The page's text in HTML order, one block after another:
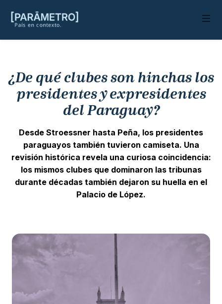
¿De qué clubes son hinchas los
presidentes y expresidentes
del Paraguay?
Desde Stroessner hasta Peña, los presidentes
paraguayos también tuvieron camiseta. Una
revisión histórica revela una curiosa coincidencia:
los mismos clubes que dominaron las tribunas
durante décadas también dejaron su huella en el
Palacio de López.